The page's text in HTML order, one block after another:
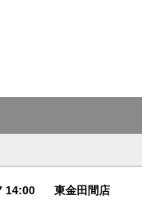
14:00 東金田間店